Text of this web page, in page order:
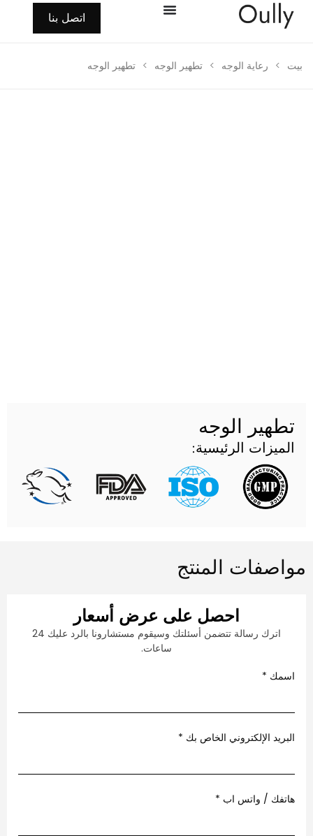
اتصل بنا
رعاية الوجه > تطهير الوجه > تطهير الوجه
الوجه
الرئيسية:
المنتج
احصل على عرض أسعار
اترك رسالة تتضمن أسئلتك وسيقوم مستشارونا بالرد عليك 24
ساعات.
*
الإلكتروني الخاص بك *
/ واتس اب *